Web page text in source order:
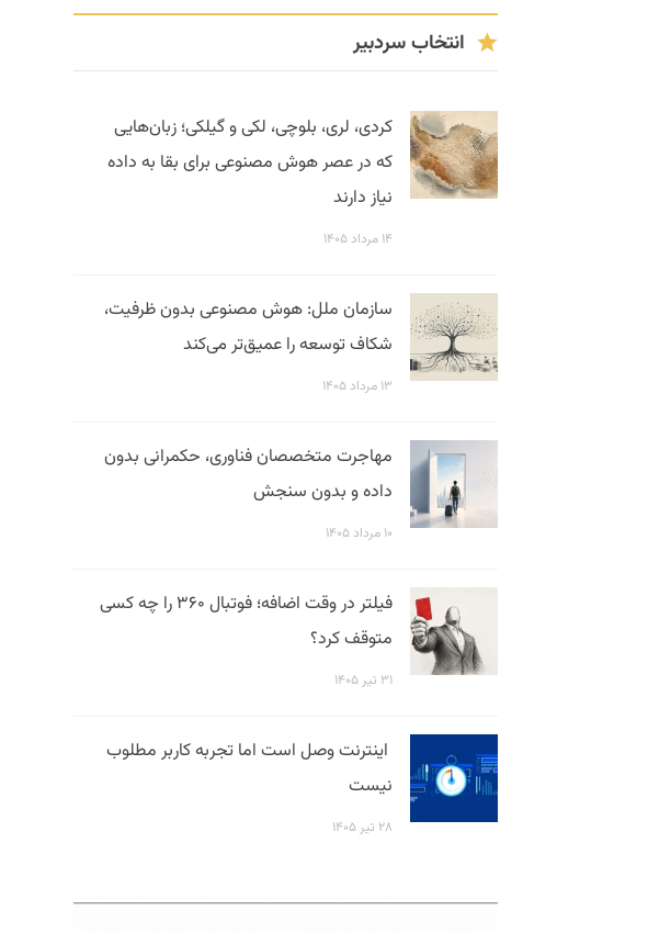
انتخاب سردبیر
کردی، لری، بلوچی، لکی و گیلکی؛ زبان‌هایی
که در عصر هوش مصنوعی برای بقا به داده
نیاز دارند
۱۴ مرداد ۱۴۰۵
سازمان ملل: هوش مصنوعی بدون ظرفیت،
شکاف توسعه را عمیق‌تر می‌کند
۱۳ مرداد ۱۴۰۵
مهاجرت متخصصان فناوری، حکمرانی بدون
داده و بدون سنجش
۱۰ مرداد ۱۴۰۵
فیلتر در وقت اضافه؛ فوتبال ۳۶۰ را چه کسی
متوقف کرد؟
۳۱ تیر ۱۴۰۵
اینترنت وصل است اما تجربه کاربر مطلوب
نیست
۲۸ تیر ۱۴۰۵